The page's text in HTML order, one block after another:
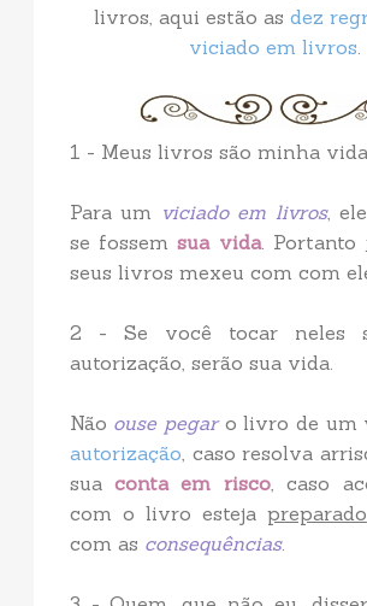
livros, aqui estão asdez
viciado em livros
1 - Meus livros são minha vida.
Para um viciado em livros,
se fossemsua vida. Portanto
seus livros mexeu com com
2 - Se você tocar neles
autorização, serão sua vida.
Não ouse pegaro livro de um
autorização , caso resolva
suaconta em risco, caso
com o livro esteja preparado
com as consequências.